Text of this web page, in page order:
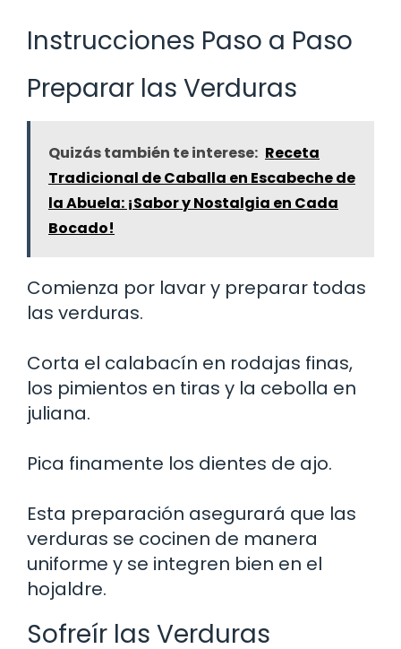
Instrucciones Paso a Paso
Preparar las Verduras
Quizás también te interese: Receta
Tradicional de Caballa en Escabeche de
la Abuela: ¡Sabor y Nostalgia en Cada
Bocado!
Comienza por lavar y preparar todas
las verduras.
Corta el calabacín en rodajas finas,
los pimientos en tiras y la cebolla en
juliana.
Pica finamente los dientes de ajo.
Esta preparación asegurará que las
verduras se cocinen de manera
uniforme y se integren bien en el
hojaldre.
Sofreír las Verduras